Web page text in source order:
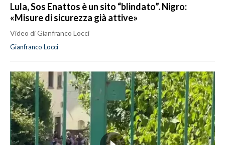
Lula, Sos Enattos è un sito “blindato”. Nigro:
«Misure di sicurezza già attive»
Video di Gianfranco Locci
Gianfranco Locci